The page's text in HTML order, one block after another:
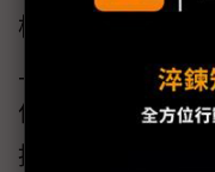
根，深入瞭解各個
上的不同，進而
位在地學子的成長
投入在地公益活動